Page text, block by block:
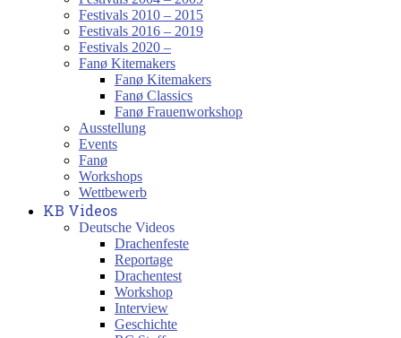
Festivals 2010 – 2015
Festivals 2016 – 2019
Festivals 2020 –
Fanø Kitemakers
Fanø Kitemakers
Fanø Classics
Fanø Frauenworkshop
Ausstellung
Events
Fanø
Workshops
Wettbewerb
KB Videos
Deutsche Videos
Drachenfeste
Reportage
Drachentest
Workshop
Interview
Geschichte